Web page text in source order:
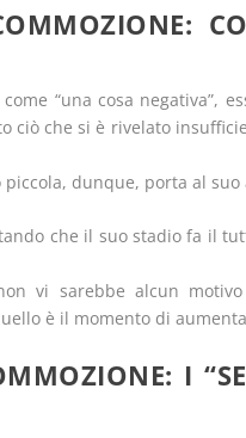
“una cosa negativa”,
ciò che si è rivelato
dunque, porta al
che il suo stadio fa il
vi sarebbe alcun
è il momento di
I